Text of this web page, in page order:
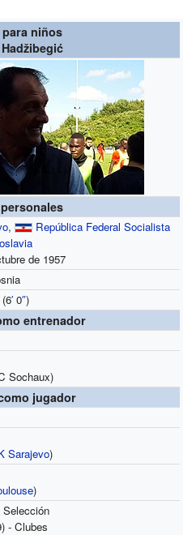
para niños
,
República Federal Socialista
de 1957
(6′0″)
entrenador
Sochaux)
jugador
Sarajevo)
)
Selección
- Clubes